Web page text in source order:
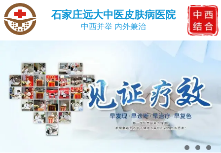
石家庄远大中医皮肤病医院
中西并举 内外兼治